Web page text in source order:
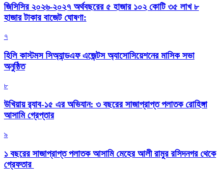
জিসিসির ২০২৬-২০২৭ অর্থবছরের ৫ হাজার ১০২ কোটি ৩৫ লাখ ৮
হাজার টাকার বাজেট ঘোষণা:
৭
হিলি কাস্টমস সিঅ্যান্ডএফ এজেন্টস অ্যাসোসিয়েশনের মাসিক সভা
অনুষ্ঠিত
৮
উখিয়ায় র‍্যাব-১৫ এর অভিযান: ৩ বছরের সাজাপ্রাপ্ত পলাতক রোহিঙ্গা
আসামি গ্রেপ্তার
৯
১ বছরের সাজাপ্রাপ্ত পলাতক আসামি মেহের আলী রামুর রসিদনগর থেকে
গ্রেফতার ‎